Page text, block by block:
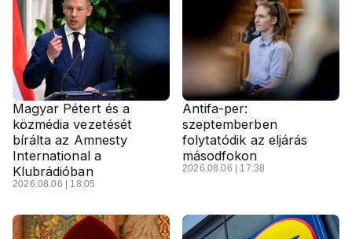
Magyar Pétert és a
közmédia vezetését
bírálta az Amnesty
International a
Klubrádióban
2026.08.06 | 18:05
Antifa-per:
szeptemberben
folytatódik az eljárás
másodfokon
2026.08.06 | 17:38